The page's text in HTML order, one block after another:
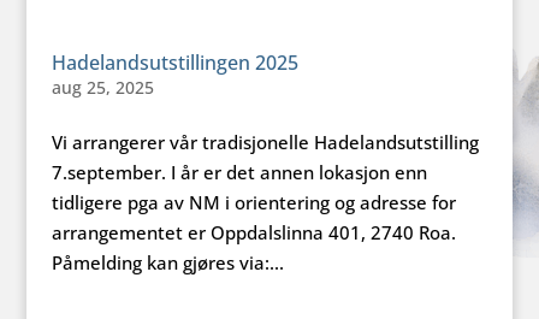
Hadelandsutstillingen 2025
aug 25, 2025
Vi arrangerer vår tradisjonelle Hadelandsutstilling
7.september. I år er det annen lokasjon enn
tidligere pga av NM i orientering og adresse for
arrangementet er Oppdalslinna 401, 2740 Roa.
Påmelding kan gjøres via:...